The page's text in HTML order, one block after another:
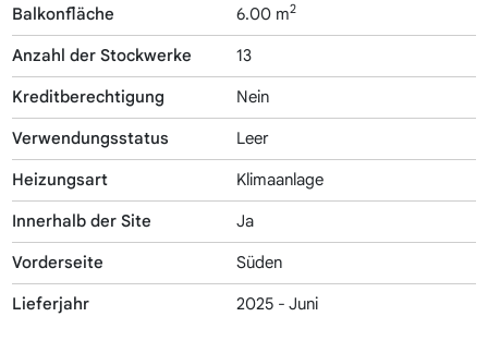
Balkonfläche 6.00 m2
Anzahl der Stockwerke 13
Kreditberechtigung Nein
Verwendungsstatus Leer
Heizungsart Klimaanlage
Innerhalb der Site Ja
Vorderseite Süden
Lieferjahr 2025 - Juni